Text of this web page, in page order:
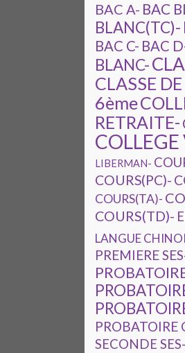
BAC A- BAC
BLANC(TC)-
BAC C- BAC
BLANC-
CLASSE
6ème
RETRAITE-
LIBERMAN-
COURS(PC)-
COURS(TA)-
COURS(TD)-
LANGUE
PREMIERE
PROBATOIRE
SECONDE SES-